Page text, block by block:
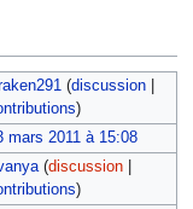
(discussion|
)
mars 2011 à 15:08
(discussion|
)